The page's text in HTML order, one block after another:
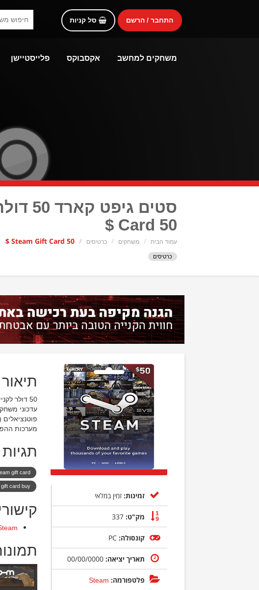
סל קניות התחבר / הרשם
משחקים למחשב אקסבוקס פלייסטיישן
Card 50 $
עמוד הבית משחקים כרטיסים Steam Gift Card 50 $
כרטיסים
זמינות: זמין במלאי
מק"ט:
קונסולה:
תאריך יציאה:
פלטפורמה: Steam
50 דולר
מערכות
תגיות
gift card
card buy